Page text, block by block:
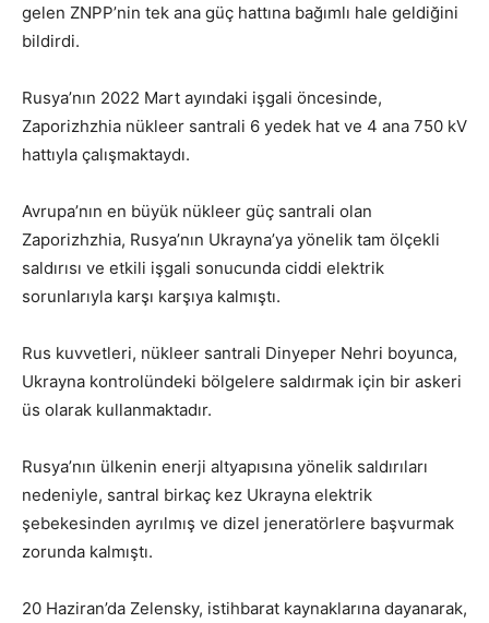
gelen ZNPP’nin tek ana güç hattına bağımlı hale geldiğini
bildirdi.
Rusya’nın 2022 Mart ayındaki işgali öncesinde,
Zaporizhzhia nükleer santrali 6 yedek hat ve 4 ana 750 kV
hattıyla çalışmaktaydı.
Avrupa’nın en büyük nükleer güç santrali olan
Zaporizhzhia, Rusya’nın Ukrayna’ya yönelik tam ölçekli
saldırısı ve etkili işgali sonucunda ciddi elektrik
sorunlarıyla karşı karşıya kalmıştı.
Rus kuvvetleri, nükleer santrali Dinyeper Nehri boyunca,
Ukrayna kontrolündeki bölgelere saldırmak için bir askeri
üs olarak kullanmaktadır.
Rusya’nın ülkenin enerji altyapısına yönelik saldırıları
nedeniyle, santral birkaç kez Ukrayna elektrik
şebekesinden ayrılmış ve dizel jeneratörlere başvurmak
zorunda kalmıştı.
20 Haziran’da Zelensky, istihbarat kaynaklarına dayanarak,